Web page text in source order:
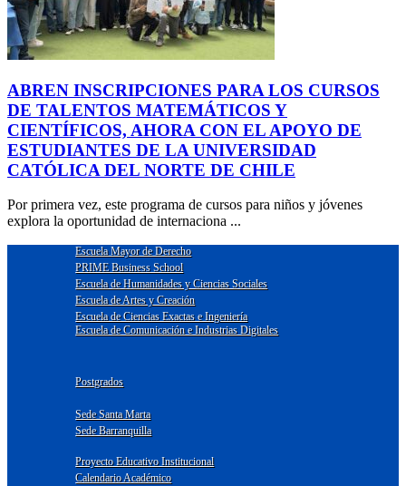
ABREN INSCRIPCIONES PARA LOS CURSOS
DE TALENTOS MATEMÁTICOS Y
CIENTÍFICOS, AHORA CON EL APOYO DE
ESTUDIANTES DE LA UNIVERSIDAD
CATÓLICA DEL NORTE DE CHILE
Por primera vez, este programa de cursos para niños y jóvenes
explora la oportunidad de internaciona ...
Escuela Mayor de Derecho
PRIME Business School
Escuela de Humanidades y Ciencias Sociales
Escuela de Artes y Creación
Escuela de Ciencias Exactas e Ingeniería
Escuela de Comunicación e Industrias Digitales
Postgrados
Sede Santa Marta
Sede Barranquilla
Proyecto Educativo Institucional
Calendario Académico